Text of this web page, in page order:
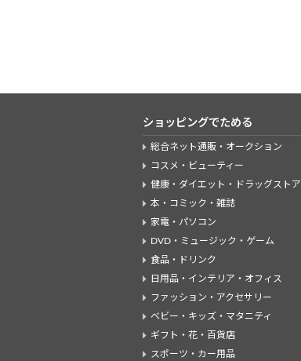
ショッピングでためる
総合ネット通販・オークション
コスメ・ビューティー
健康・ダイエット・ドラッグストア
本・コミック・雑誌
家電・パソコン
DVD・ミュージック・ゲーム
食品・ドリンク
日用品・インテリア・オフィス
ファッション・アクセサリー
ベビー・キッズ・マタニティ
ギフト・花・百貨店
スポーツ・カー用品